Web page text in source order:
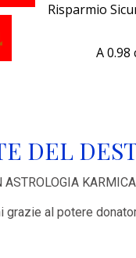
Risparmio
A
DEL
ASTROLOGIA KARMICA
al potere